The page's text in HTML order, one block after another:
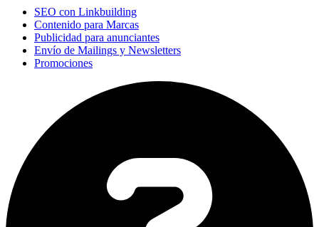
SEO con Linkbuilding
Contenido para Marcas
Publicidad para anunciantes
Envío de Mailings y Newsletters
Promociones